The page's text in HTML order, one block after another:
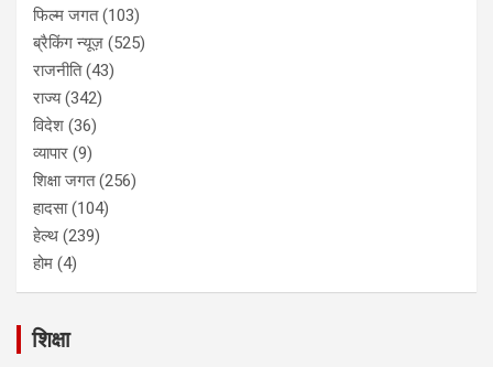
फिल्म जगत(103)
ब्रैकिंग न्यूज़ (525)
राजनीति(43)
राज्य(342)
विदेश (36)
व्यापार (9)
शिक्षा जगत(256)
हादसा(104)
हेल्थ (239)
होम (4)
शिक्षा